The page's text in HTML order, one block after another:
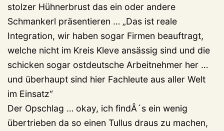
stolzer Hühnerbrust das ein oder andere
Schmankerl präsentieren … „Das ist reale
Integration, wir haben sogar Firmen beauftragt,
welche nicht im Kreis Kleve ansässig sind und die
schicken sogar ostdeutsche Arbeitnehmer her …
und überhaupt sind hier Fachleute aus aller Welt
im Einsatz“
Der Opschlag … okay, ich findÂ´s ein wenig
übertrieben da so einen Tullus draus zu machen,